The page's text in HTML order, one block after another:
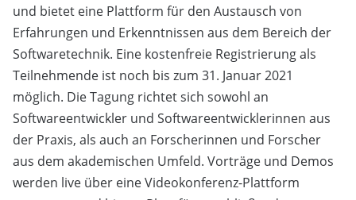
und bietet eine Plattform für den Austausch von
Erfahrungen und Erkenntnissen aus dem Bereich der
Softwaretechnik. Eine kostenfreie Registrierung als
Teilnehmende ist noch bis zum 31. Januar 2021
möglich. Die Tagung richtet sich sowohl an
Softwareentwickler und Softwareentwicklerinnen aus
der Praxis, als auch an Forscherinnen und Forscher
aus dem akademischen Umfeld. Vorträge und Demos
werden live über eine Videokonferenz-Plattform